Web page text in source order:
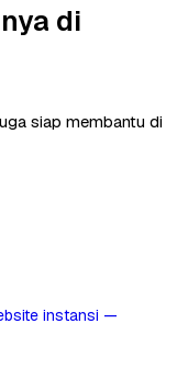
di
siap membantu di
instansi —